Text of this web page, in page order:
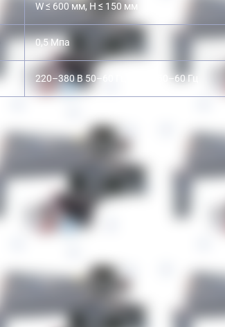
W ≤ 600 мм, H ≤ 150 мм
0,5 Мпа
220–380 В 50–60 Гц/380 В 50–60 Гц